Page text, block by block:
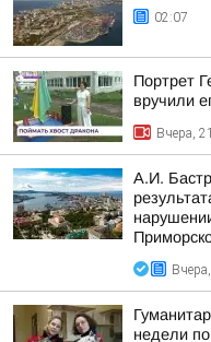
02:07
Портрет
вручили
Вчера,
А.И.
недели